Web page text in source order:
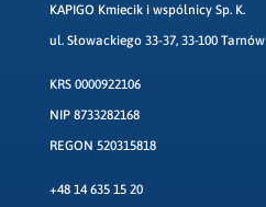
KAPIGO Kmiecik i wspólnicy Sp. K.
ul. Słowackiego 33-37, 33-100 Tarnów
KRS 0000922106
NIP 8733282168
REGON 520315818
+48 14 635 15 20